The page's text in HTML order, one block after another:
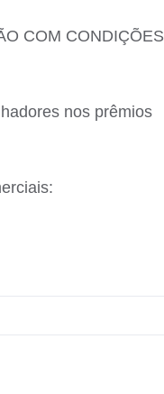
COM CONDIÇÕES
nos prêmios